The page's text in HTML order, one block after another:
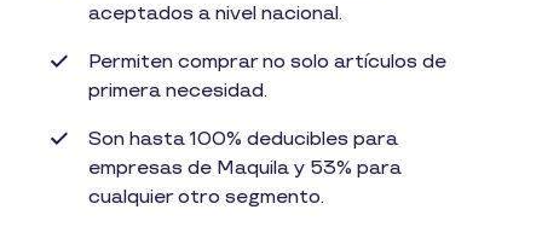
aceptados a nivel nacional.
Permiten comprar no solo artículos de
primera necesidad.
Son hasta 100% deducibles para
empresas de Maquila y 53% para
cualquier otro segmento.